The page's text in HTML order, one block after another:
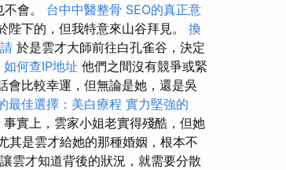
會。 台中中醫整骨 SEO的真正意
陛下的，但我特意來山谷拜見。 換
於是雲才大師前往白孔雀谷，決定
如何查IP地址 他們之間沒有競爭或緊
會比較幸運，但無論是她，還是吳
最佳選擇：美白療程 實力堅強的
事實上，雲家小姐老實得殘酷，但她
其是雲才給她的那種婚姻，根本不
雲才知道背後的狀況，就需要分散